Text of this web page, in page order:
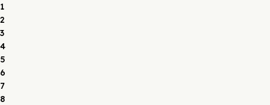
1
2
3
4
5
6
7
8